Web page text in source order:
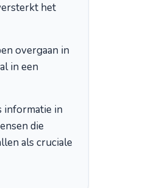
het
overgaan in
in een
informatie in
die
als cruciale